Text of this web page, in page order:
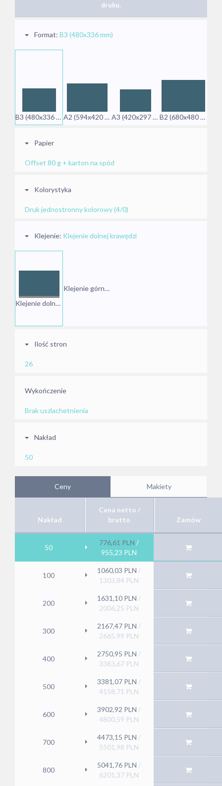
druku.
Format: B3 (480x336 mm)
B3 (480x336 mm) A2 (594x420 mm) A3 (420x297 mm) B2 (680x480 mm)
Papier
Offset 80 g + karton na spód
Kolorystyka
Druk jednostronny kolorowy (4/0)
Klejenie: Klejenie dolnej krawędzi
Klejenie dolnej krawędzi
Klejenie górnej krawędzi
Ilość stron
26
Wykończenie
Brak uszlachetnienia
Nakład
50
Ceny Makiety
Nakład
Cena netto /
brutto
Zamów
50
776,61 PLN /
955,23 PLN
100
1060,03 PLN /
1303,84 PLN
200
1631,10 PLN /
2006,25 PLN
300
2167,47 PLN /
2665,99 PLN
400
2750,95 PLN /
3383,67 PLN
500
3381,07 PLN /
4158,71 PLN
600
3902,92 PLN /
4800,59 PLN
700
4473,15 PLN /
5501,98 PLN
800
5041,76 PLN /
6201,37 PLN